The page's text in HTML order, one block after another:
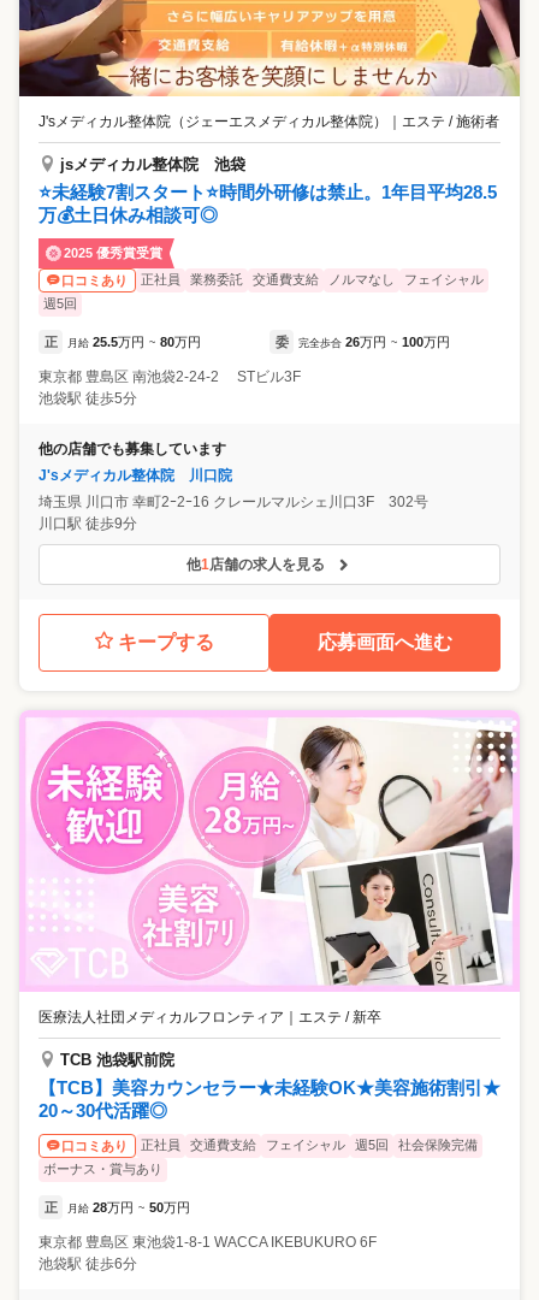
J'sメディカル整体院（ジェーエスメディカル整体院） ｜ エステ / 施術者
jsメディカル整体院 池袋
⭐未経験7割スタート⭐時間外研修は禁止。1年目平均28.5
万💰土日休み相談可◎
2025 優秀賞受賞
口コミあり
正社員 業務委託 交通費支給 ノルマなし
フェイシャル
週5回
正 月給 25.5万円 ~ 80万円 委 完全歩合 26万円 ~ 100万円
東京都 豊島区 南池袋2-24-2 STビル3F
池袋駅 徒歩5分
他の店舗でも募集しています
J'sメディカル整体院 川口院
埼玉県 川口市 幸町2ｰ2ｰ16 クレールマルシェ川口3F 302号
川口駅 徒歩9分
他1店舗の求人を見る
キープする 応募画面へ進む
医療法人社団メディカルフロンティア ｜ エステ / 新卒
TCB 池袋駅前院
【TCB】美容カウンセラー★未経験OK★美容施術割引★
20～30代活躍◎
口コミあり 正社員 交通費支給 フェイシャル 週5回
社会保険完備
ボーナス・賞与あり
正 月給 28万円 ~ 50万円
東京都 豊島区 東池袋1-8-1 WACCA IKEBUKURO 6F
池袋駅 徒歩6分